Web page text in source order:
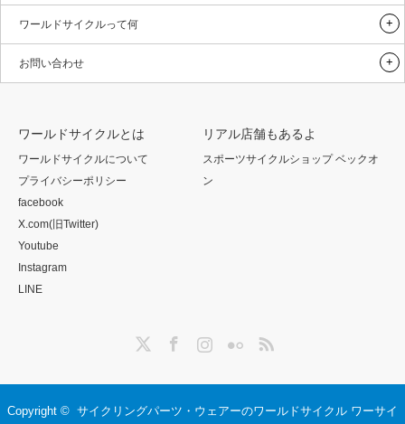
ワールドサイクルって何
お問い合わせ
ワールドサイクルとは
ワールドサイクルについて
プライバシーポリシー
facebook
X.com(旧Twitter)
Youtube
Instagram
LINE
リアル店舗もあるよ
スポーツサイクルショップ ベックオ
ン
InstagramFlickr RSS
Copyright © サイクリングパーツ・ウェアーのワールドサイクル ワーサイ